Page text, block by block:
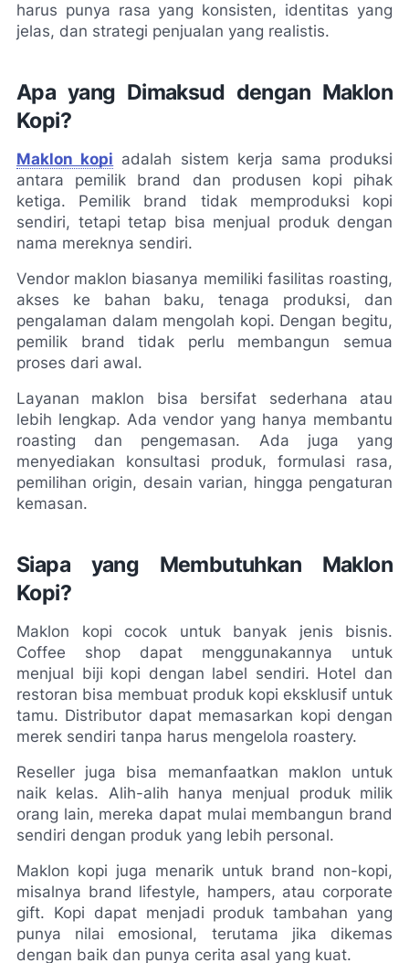
harus punya rasa yang konsisten, identitas yang
jelas, dan strategi penjualan yang realistis.
Apa yang Dimaksud dengan Maklon
Kopi?
Maklon kopi adalah sistem kerja sama produksi
antara pemilik brand dan produsen kopi pihak
ketiga. Pemilik brand tidak memproduksi kopi
sendiri, tetapi tetap bisa menjual produk dengan
nama mereknya sendiri.
Vendor maklon biasanya memiliki fasilitas roasting,
akses ke bahan baku, tenaga produksi, dan
pengalaman dalam mengolah kopi. Dengan begitu,
pemilik brand tidak perlu membangun semua
proses dari awal.
Layanan maklon bisa bersifat sederhana atau
lebih lengkap. Ada vendor yang hanya membantu
roasting dan pengemasan. Ada juga yang
menyediakan konsultasi produk, formulasi rasa,
pemilihan origin, desain varian, hingga pengaturan
kemasan.
Siapa yang Membutuhkan Maklon
Kopi?
Maklon kopi cocok untuk banyak jenis bisnis.
Coffee shop dapat menggunakannya untuk
menjual biji kopi dengan label sendiri. Hotel dan
restoran bisa membuat produk kopi eksklusif untuk
tamu. Distributor dapat memasarkan kopi dengan
merek sendiri tanpa harus mengelola roastery.
Reseller juga bisa memanfaatkan maklon untuk
naik kelas. Alih-alih hanya menjual produk milik
orang lain, mereka dapat mulai membangun brand
sendiri dengan produk yang lebih personal.
Maklon kopi juga menarik untuk brand non-kopi,
misalnya brand lifestyle, hampers, atau corporate
gift. Kopi dapat menjadi produk tambahan yang
punya nilai emosional, terutama jika dikemas
dengan baik dan punya cerita asal yang kuat.